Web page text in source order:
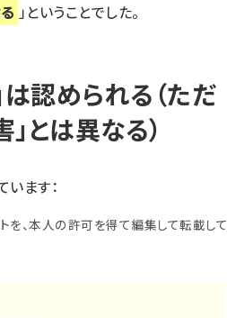
」ということでした。
は認められる（ただ
とは異なる）
ます：
、本人の許可を得て編集して転載して